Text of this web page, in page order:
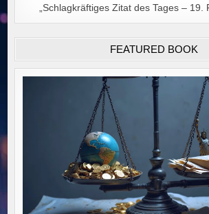
„Schlagkräftiges Zitat des Tages – 19.
FEATURED BOOK